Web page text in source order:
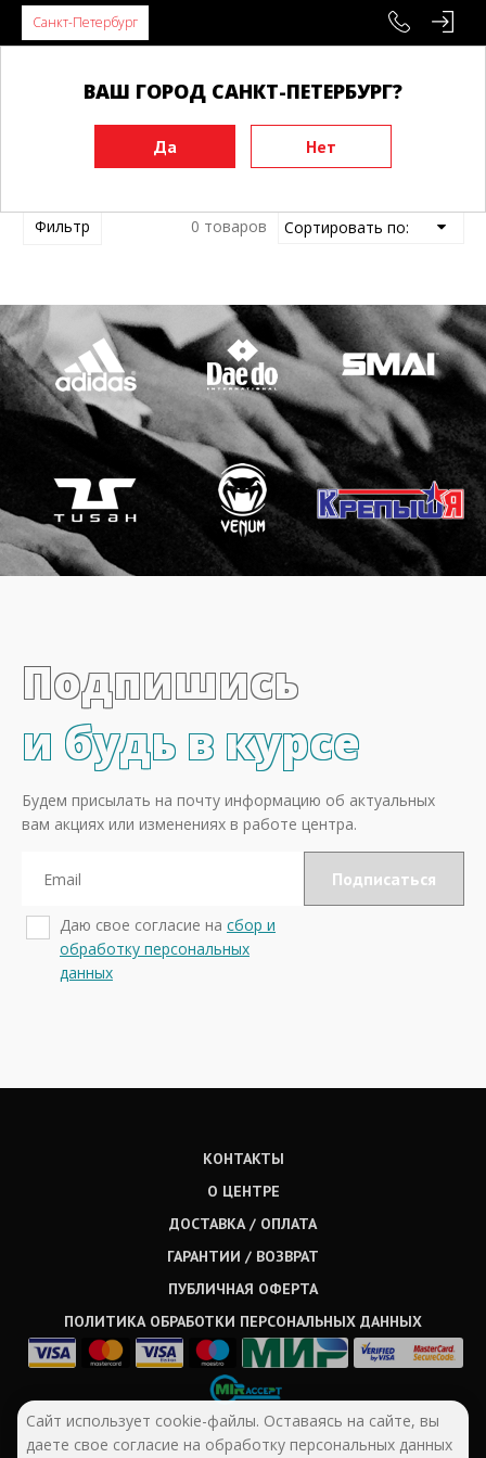
Санкт-Петербург
ВАШ ГОРОД САНКТ-ПЕТЕРБУРГ?
Главная
Бренды
Фильтр 0 товаров
Подпишись
и будь в курсе
Будем присылать на почту информацию об актуальных
вам акциях или изменениях в работе центра.
Даю свое согласие на сбор и
обработку персональных
данных
КОНТАКТЫ
О ЦЕНТРЕ
ДОСТАВКА / ОПЛАТА
ГАРАНТИИ / ВОЗВРАТ
ПУБЛИЧНАЯ ОФЕРТА
ПОЛИТИКА ОБРАБОТКИ ПЕРСОНАЛЬНЫХ ДАННЫХ
Сайт использует cookie-файлы. Оставаясь на сайте, вы
даете свое согласие на обработку персональных данных